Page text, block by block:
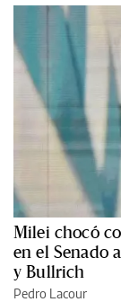
Milei chocó
en el Senado
y Bullrich
Pedro Lacour